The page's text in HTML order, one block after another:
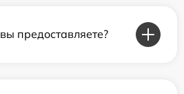
предоставляете?